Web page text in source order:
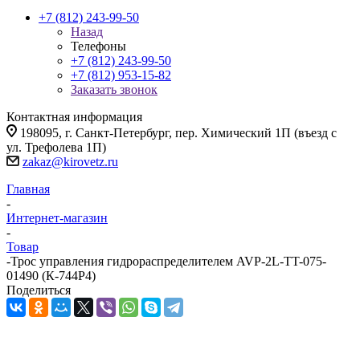
+7 (812) 243-99-50
Назад
Телефоны
+7 (812) 243-99-50
+7 (812) 953-15-82
Заказать звонок
Контактная информация
198095, г. Санкт-Петербург, пер. Химический 1П (въезд с
ул. Трефолева 1П)
zakaz@kirovetz.ru
Главная
-
Интернет-магазин
-
Товар
-Трос управления гидрораспределителем AVP-2L-TT-075-
01490 (К-744Р4)
Поделиться